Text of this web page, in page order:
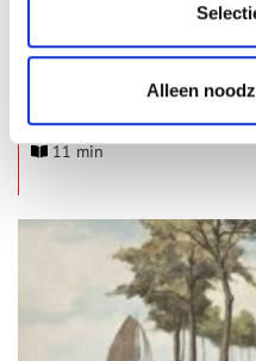
Alleen
Monumenten op de
Loop (in gedachten) maar
droog gepompte
dorpje. Op het kruispunt van
11 min